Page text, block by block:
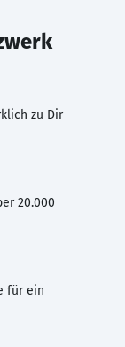
zu Dir
20.000
für ein